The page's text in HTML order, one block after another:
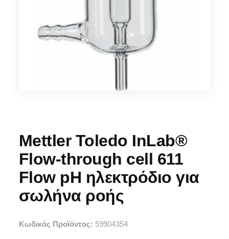
Mettler Toledo InLab®
Flow-through cell 611
Flow pH ηλεκτρόδιο για
σωλήνα ροής
Κωδικός Προϊόντος: 59904354